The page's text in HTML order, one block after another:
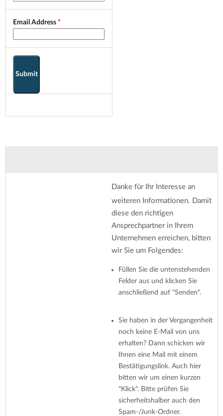
Email Address
Submit
Danke für Ihr Interesse an
weiteren Informationen. Damit
diese den richtigen
Ansprechpartner in Ihrem
Unternehmen erreichen, bitten
wir Sie um Folgendes:
Füllen Sie die untenstehenden
Felder aus und klicken Sie
anschließend auf "Senden".
Sie haben in der Vergangenheit
noch keine E-Mail von uns
erhalten? Dann schicken wir
Ihnen eine Mail mit einem
Bestätigungslink. Auch hier
bitten wir um einen kurzen
"Klick". Bitte prüfen Sie
sicherheitshalber auch den
Spam-/Junk-Ordner.